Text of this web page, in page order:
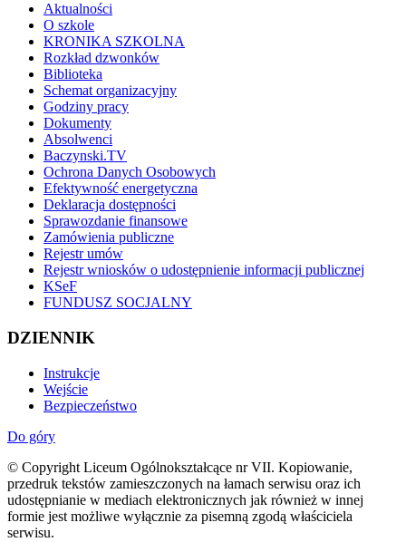
Aktualności
O szkole
KRONIKA SZKOLNA
Rozkład dzwonków
Biblioteka
Schemat organizacyjny
Godziny pracy
Dokumenty
Absolwenci
Baczynski.TV
Ochrona Danych Osobowych
Efektywność energetyczna
Deklaracja dostępności
Sprawozdanie finansowe
Zamówienia publiczne
Rejestr umów
Rejestr wniosków o udostępnienie informacji publicznej
KSeF
FUNDUSZ SOCJALNY
DZIENNIK
Instrukcje
Wejście
Bezpieczeństwo
Do góry
© Copyright Liceum Ogólnokształcące nr VII. Kopiowanie,
przedruk tekstów zamieszczonych na łamach serwisu oraz ich
udostępnianie w mediach elektronicznych jak również w innej
formie jest możliwe wyłącznie za pisemną zgodą właściciela
serwisu.